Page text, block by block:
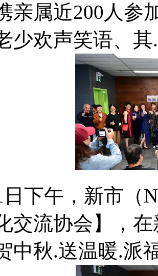
亲属近200人参
少欢声笑语、其
日下午，新市（
交流协会】，
中秋.送温暖.派